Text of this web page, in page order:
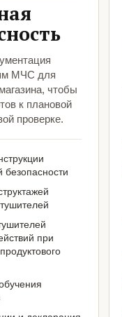
МЧС для
чтобы
к плановой
проверке.
безопасности
при